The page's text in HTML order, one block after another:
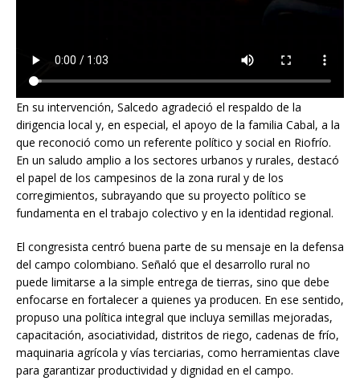
En su intervención, Salcedo agradeció el respaldo de la
dirigencia local y, en especial, el apoyo de la familia Cabal, a la
que reconoció como un referente político y social en Riofrío.
En un saludo amplio a los sectores urbanos y rurales, destacó
el papel de los campesinos de la zona rural y de los
corregimientos, subrayando que su proyecto político se
fundamenta en el trabajo colectivo y en la identidad regional.
El congresista centró buena parte de su mensaje en la defensa
del campo colombiano. Señaló que el desarrollo rural no
puede limitarse a la simple entrega de tierras, sino que debe
enfocarse en fortalecer a quienes ya producen. En ese sentido,
propuso una política integral que incluya semillas mejoradas,
capacitación, asociatividad, distritos de riego, cadenas de frío,
maquinaria agrícola y vías terciarias, como herramientas clave
para garantizar productividad y dignidad en el campo.